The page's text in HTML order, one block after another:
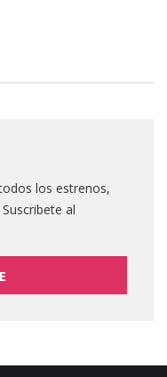
los estrenos,
al